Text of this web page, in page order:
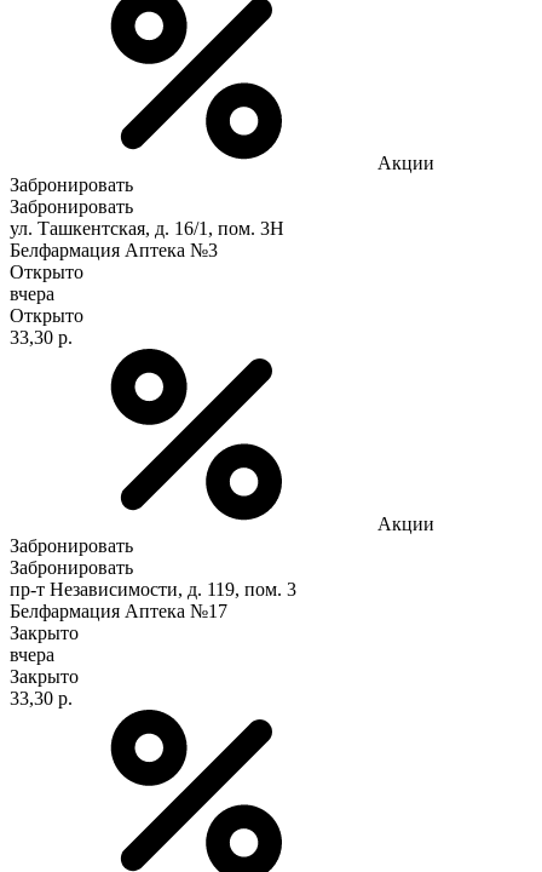
Акции
Забронировать
Забронировать
ул. Ташкентская, д. 16/1, пом. 3Н
Белфармация Аптека №3
Открыто
вчера
Открыто
33,30 р.
Акции
Забронировать
Забронировать
пр-т Независимости, д. 119, пом. 3
Белфармация Аптека №17
Закрыто
вчера
Закрыто
33,30 р.